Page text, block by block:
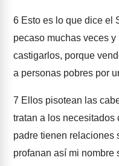
6 Esto es lo que dice el
pecaso muchas veces
castigarlos, porque
a personas pobres por
7 Ellos pisotean las
tratan a los necesitados
padre tienen relaciones
profanan así mi nombre